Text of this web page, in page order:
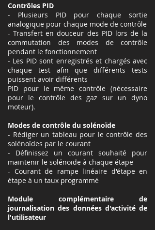
Contrôles PID
- Plusieurs PID pour chaque sortie
analogique pour chaque mode de contrôle
- Transfert en douceur des PID lors de la
commutation des modes de contrôle
pendant le fonctionnement
- Les PID sont enregistrés et chargés avec
chaque test afin que différents tests
puissent avoir différents
PID pour le même contrôle (nécessaire
pour le contrôle des gaz sur un dyno
moteur).
Modes de contrôle du solénoïde
- Rédiger un tableau pour le contrôle des
solénoïdes par le courant
- Définissez un courant souhaité pour
maintenir le solénoïde à chaque étape
- Courant de rampe linéaire d'étape en
étape à un taux programmé
Module complémentaire de
journalisation des données d'activité de
l'utilisateur